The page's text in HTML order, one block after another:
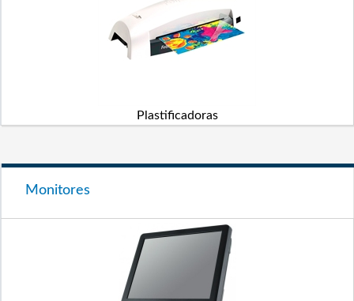
Plastificadoras
Monitores